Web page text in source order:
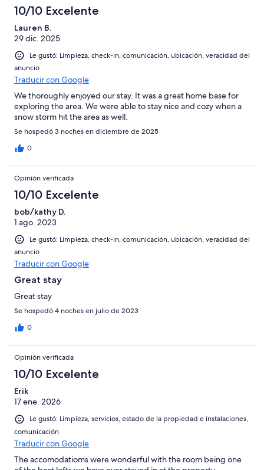
10/10 Excelente
Lauren B.
29 dic. 2025
Le gustó: Limpieza, check-in, comunicación, ubicación, veracidad del
anuncio
Traducir con Google
We thoroughly enjoyed our stay. It was a great home base for
exploring the area. We were able to stay nice and cozy when a
snow storm hit the area as well.
Se hospedó 3 noches en diciembre de 2025
0
Opinión verificada
10/10 Excelente
bob/kathy D.
1 ago. 2023
Le gustó: Limpieza, check-in, comunicación, ubicación, veracidad del
anuncio
Traducir con Google
Great stay
Great stay
Se hospedó 4 noches en julio de 2023
0
Opinión verificada
10/10 Excelente
Erik
17 ene. 2026
Le gustó: Limpieza, servicios, estado de la propiedad e instalaciones,
comunicación
Traducir con Google
The accomodatioms were wonderful with the room being one